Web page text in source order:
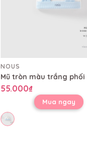
NOUS
55.000₫
Mua ngay